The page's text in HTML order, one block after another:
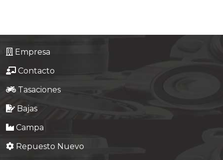
Empresa
Contacto
Tasaciones
Bajas
Campa
Repuesto Nuevo